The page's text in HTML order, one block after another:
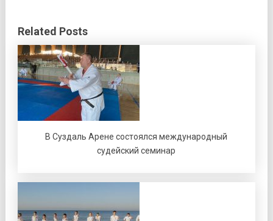
Related Posts
В Суздаль Арене состоялся международный
судейский семинар